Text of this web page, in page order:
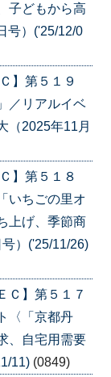
子どもから高
号）('25/12/0
】第５１９
／リアルイベ
（2025年11月
】第５１８
いちごの里オ
上げ、季節商
）('25/11/26)
Ｃ】第５１７
〈「京都丹
、自宅用需要
11) (0849)